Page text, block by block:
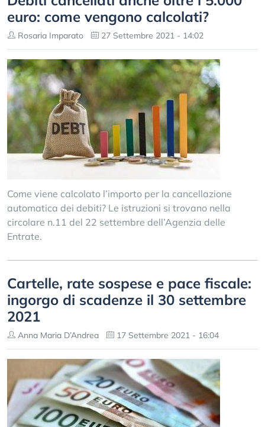
euro: come vengono calcolati?
Rosaria Imparato 27 Settembre 2021 - 14:02
Come viene calcolato l’importo per la cancellazione
automatica dei debiti? Le istruzioni si trovano nella
circolare n.11 del 22 settembre dell’Agenzia delle
Entrate.
Cartelle, rate sospese e pace fiscale:
ingorgo di scadenze il 30 settembre
2021
Anna Maria D’Andrea 17 Settembre 2021 - 16:04